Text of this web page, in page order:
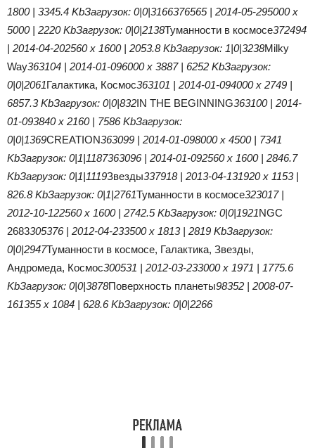
1800 | 3345.4 KbЗагрузок: 0|0|3166376565 | 2014-05-295000 x
5000 | 2220 KbЗагрузок: 0|0|2138Туманности в космосе372494
| 2014-04-202560 x 1600 | 2053.8 KbЗагрузок: 1|0|3238Milky
Way363104 | 2014-01-096000 x 3887 | 6252 KbЗагрузок:
0|0|2061Галактика, Космос363101 | 2014-01-094000 x 2749 |
6857.3 KbЗагрузок: 0|0|832IN THE BEGINNING363100 | 2014-
01-093840 x 2160 | 7586 KbЗагрузок:
0|0|1369CREATION363099 | 2014-01-098000 x 4500 | 7341
KbЗагрузок: 0|1|1187363096 | 2014-01-092560 x 1600 | 2846.7
KbЗагрузок: 0|1|1119Звезды337918 | 2013-04-131920 x 1153 |
826.8 KbЗагрузок: 0|1|2761Туманности в космосе323017 |
2012-10-122560 x 1600 | 2742.5 KbЗагрузок: 0|0|1921NGC
2683305376 | 2012-04-233500 x 1813 | 2819 KbЗагрузок:
0|0|2947Туманности в космосе, Галактика, Звезды,
Андромеда, Космос300531 | 2012-03-233000 x 1971 | 1775.6
KbЗагрузок: 0|0|3878Поверхность планеты98352 | 2008-07-
161355 x 1084 | 628.6 KbЗагрузок: 0|0|2266